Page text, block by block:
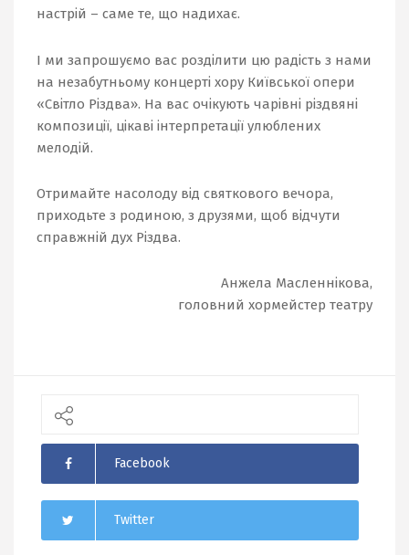
настрій – саме те, що надихає.
І ми запрошуємо вас розділити цю радість з нами
на незабутньому концерті хору Київської опери
«Світло Різдва». На вас очікують чарівні різдвяні
композиції, цікаві інтерпретації улюблених
мелодій.
Отримайте насолоду від святкового вечора,
приходьте з родиною, з друзями, щоб відчути
справжній дух Різдва.
Анжела Масленнікова,
головний хормейстер театру
Facebook
Twitter